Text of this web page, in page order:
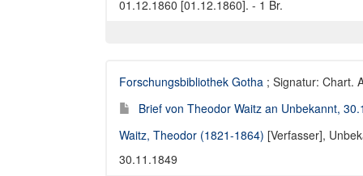
01.12.1860 [01.12.1860]. - 1 Br.
Forschungsbibliothek Gotha ; Signatur: Chart.
Brief von Theodor Waitz an Unbekannt,
Waitz, Theodor (1821-1864) [Verfasser],
30.11.1849